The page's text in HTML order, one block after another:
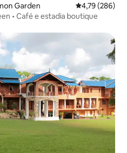
Garden 4,79 de uma
4,79 (286)
• Café e estadia boutique